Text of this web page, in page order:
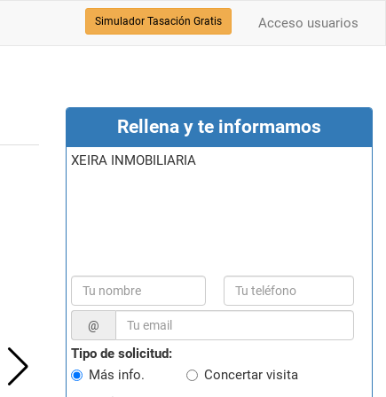
Acceso usuarios
Simulador Tasación Gratis
Rellena y te informamos
XEIRA INMOBILIARIA
@
Tipo de solicitud:
Más info.
Concertar visita